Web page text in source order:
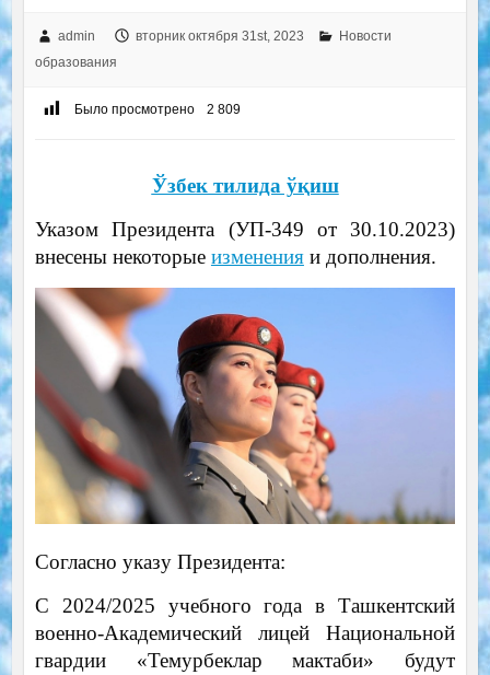
admin вторник октября 31st, 2023
Новости
образования
Было просмотрено 2 809
Ўзбек тилида ўқиш
Указом Президента (УП-349 от 30.10.2023)
внесены некоторые измененияи дополнения.
Согласно указу Президента:
С 2024/2025 учебного года в Ташкентский
военно-Академический лицей Национальной
гвардии «Темурбеклар мактаби» будут